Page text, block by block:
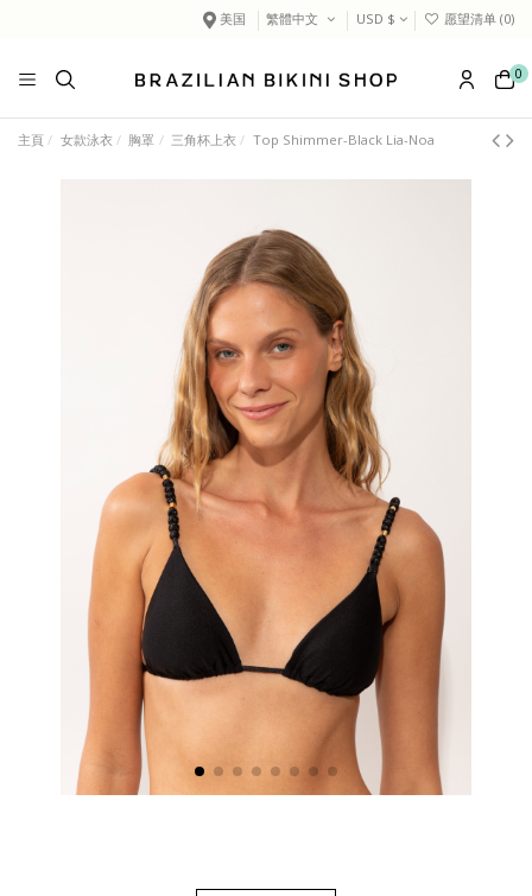
美国 繁體中文 USD $ 愿望清单 (0)
0
主頁 女款泳衣 胸罩 三角杯上衣 Top Shimmer-Black Lia-Noa